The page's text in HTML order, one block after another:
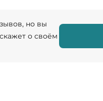
но вы
о своём